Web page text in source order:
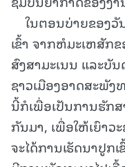
ໃນຕອນບ່າຍຂອງວັ
ເຂົ້າ ຈາກຫໍມະເຫສັກ
ສົງສາມະເນນ ແລະບັ
ຊາວເມືອງອາດສະພັງ
ນີ້ກໍເພື່ອເປັນການຮັກ
ກັນມາ, ເພື່ອໃຫ້ເຍົາວ
ຈະໄດ້ການເຮັດນາປູກ